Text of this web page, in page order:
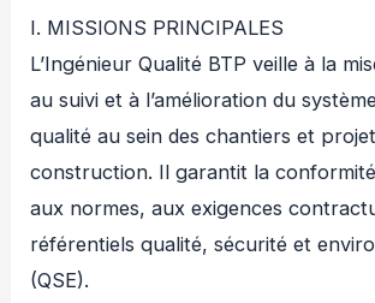
I. MISSIONS PRINCIPALES
L’Ingénieur Qualité BTP veille à la
au suivi et à l’amélioration du
qualité au sein des chantiers et
construction. Il garantit la
aux normes, aux exigences
référentiels qualité, sécurité et
(QSE).